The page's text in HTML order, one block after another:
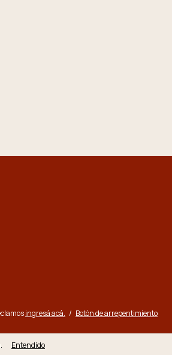
Entendido
ingresá acá. / Botón de arrepentimiento